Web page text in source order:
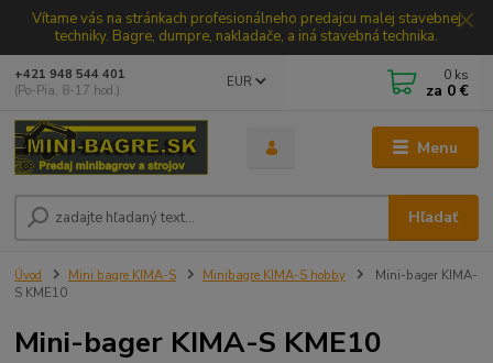
Vítame vás na stránkach profesionálneho predajcu malej stavebnej
techniky. Bagre, dumpre, nakladače, a iná stavebná technika.
Menu
EUR
Hľadať
+421 948 544 401
(Po-Pia, 8-17 hod.)
0 ks
za 0 €
Úvod Mini bagre KIMA-S Minibagre KIMA-S hobby
Mini-bager KIMA-
S KME10
Mini-bager KIMA-S KME10